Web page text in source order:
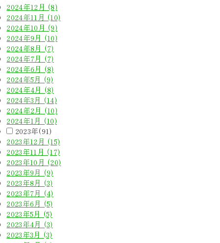
2024年12月 (8)
2024年11月 (10)
2024年10月 (9)
2024年9月 (10)
2024年8月 (7)
2024年7月 (7)
2024年6月 (8)
2024年5月 (9)
2024年4月 (8)
2024年3月 (14)
2024年2月 (10)
2024年1月 (10)
2023年(91)
2023年12月 (15)
2023年11月 (17)
2023年10月 (20)
2023年9月 (9)
2023年8月 (3)
2023年7月 (4)
2023年6月 (5)
2023年5月 (5)
2023年4月 (3)
2023年3月 (3)